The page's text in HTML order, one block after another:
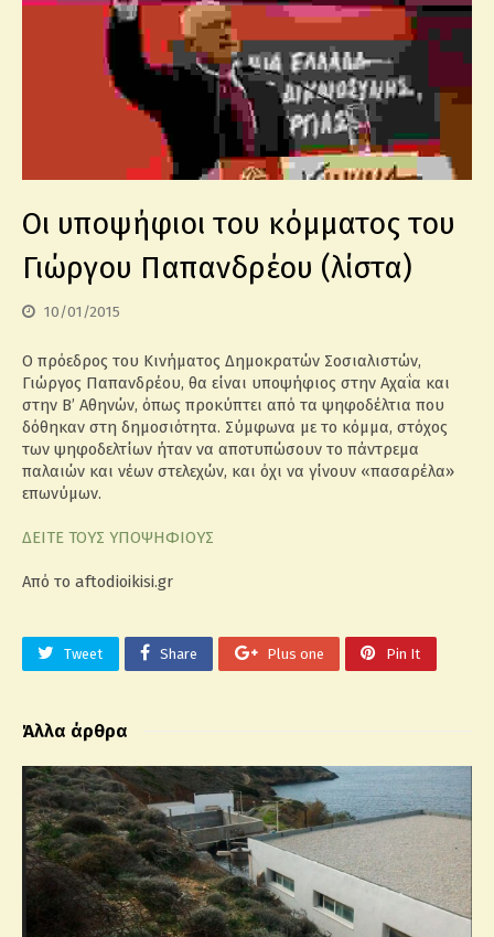
Οι υποψήφιοι του κόμματος του
Γιώργου Παπανδρέου (λίστα)
10/01/2015
Ο πρόεδρος του Κινήματος Δημοκρατών Σοσιαλιστών,
Γιώργος Παπανδρέου, θα είναι υποψήφιος στην Αχαΐα και
στην Β’ Αθηνών, όπως προκύπτει από τα ψηφοδέλτια που
δόθηκαν στη δημοσιότητα. Σύμφωνα με το κόμμα, στόχος
των ψηφοδελτίων ήταν να αποτυπώσουν το πάντρεμα
παλαιών και νέων στελεχών, και όχι να γίνουν «πασαρέλα»
επωνύμων.
ΔΕΙΤΕ ΤΟΥΣ ΥΠΟΨΗΦΙΟΥΣ
Από το aftodioikisi.gr
Tweet Share Plus one Pin It
Άλλα άρθρα